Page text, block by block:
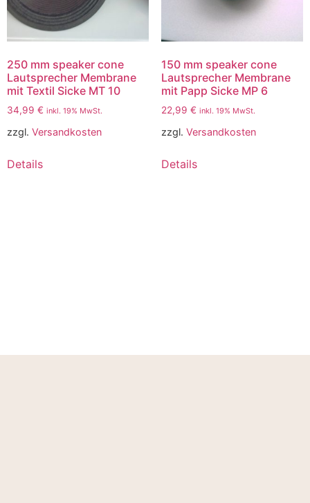
250 mm speaker cone
Lautsprecher Membrane
mit Textil Sicke MT 10
34,99 € inkl. 19% MwSt.
zzgl. Versandkosten
Details
150 mm speaker cone
Lautsprecher Membrane
mit Papp Sicke MP 6
22,99 € inkl. 19% MwSt.
zzgl. Versandkosten
Details